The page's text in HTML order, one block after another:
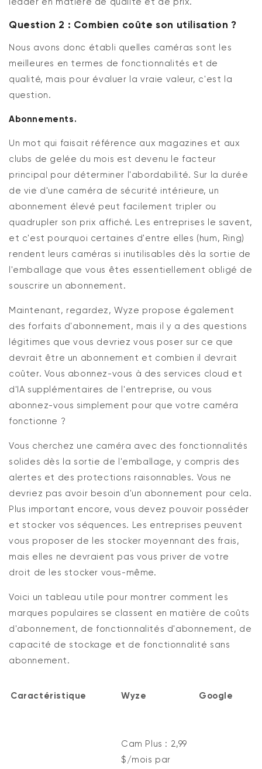
Question 2 : Combien coûte son utilisation ?
Nous avons donc établi quelles caméras sont les
meilleures en termes de fonctionnalités et de
qualité, mais pour évaluer la vraie valeur, c'est la
question.
Abonnements.
Un mot qui faisait référence aux magazines et aux
clubs de gelée du mois est devenu le facteur
principal pour déterminer l'abordabilité. Sur la durée
de vie d'une caméra de sécurité intérieure, un
abonnement élevé peut facilement tripler ou
quadrupler son prix affiché. Les entreprises le savent,
et c'est pourquoi certaines d'entre elles (hum, Ring)
rendent leurs caméras si inutilisables dès la sortie de
l'emballage que vous êtes essentiellement obligé de
souscrire un abonnement.
Maintenant, regardez, Wyze propose également
des forfaits d'abonnement, mais il y a des questions
légitimes que vous devriez vous poser sur ce que
devrait être un abonnement et combien il devrait
coûter. Vous abonnez-vous à des services cloud et
d'IA supplémentaires de l'entreprise, ou vous
abonnez-vous simplement pour que votre caméra
fonctionne ?
Vous cherchez une caméra avec des fonctionnalités
solides dès la sortie de l'emballage, y compris des
alertes et des protections raisonnables. Vous ne
devriez pas avoir besoin d'un abonnement pour cela.
Plus important encore, vous devez pouvoir posséder
et stocker vos séquences. Les entreprises peuvent
vous proposer de les stocker moyennant des frais,
mais elles ne devraient pas vous priver de votre
droit de les stocker vous-même.
Voici un tableau utile pour montrer comment les
marques populaires se classent en matière de coûts
d'abonnement, de fonctionnalités d'abonnement, de
capacité de stockage et de fonctionnalité sans
abonnement.
Caractéristique Wyze Google
Cam Plus : 2,99
$/mois par